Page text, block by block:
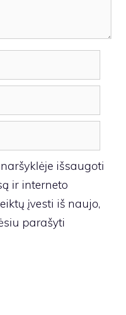
išsaugoti
ir interneto
įvesti iš naujo,
parašyti